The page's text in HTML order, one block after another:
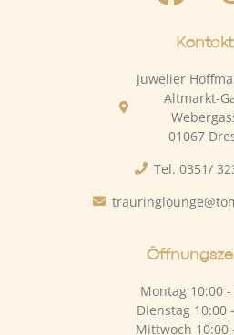
Kontakt
Juwelier
Altmarkt-
01067
Tel. 0351/
Montag 10:00
Dienstag 10:00
Mittwoch 10:00